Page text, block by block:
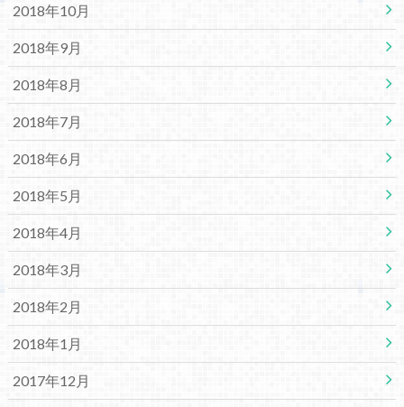
2018年10月
2018年9月
2018年8月
2018年7月
2018年6月
2018年5月
2018年4月
2018年3月
2018年2月
2018年1月
2017年12月